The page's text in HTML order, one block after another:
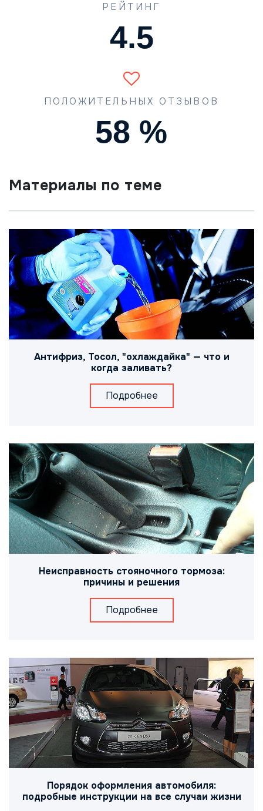
РЕЙТИНГ
4.5
ПОЛОЖИТЕЛЬНЫХ ОТЗЫВОВ
87 %
Материалы по теме
Антифриз, Тосол, "охлаждайка" — что и
когда заливать?
Подробнее
Неисправность стояночного тормоза:
причины и решения
Подробнее
Порядок оформления автомобиля:
подробные инструкции на все случаи жизни